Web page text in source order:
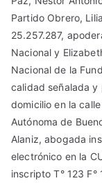
Partido Obrero,
25.257.287,
Nacional y
Nacional de la
calidad señalada
domicilio en la
Autónoma de
Alaniz, abogada
electrónico en la
inscripto T° 123